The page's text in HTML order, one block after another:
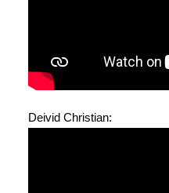
Deivid Christian: